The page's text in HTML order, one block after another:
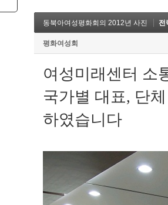
동북아여성평화회의 2012년 사진 전
평화여성회
여성미래센터 소
국가별 대표, 단
하였습니다